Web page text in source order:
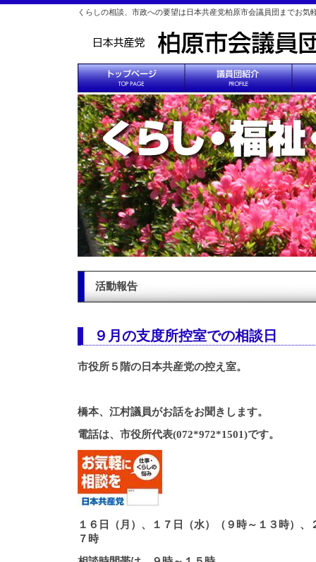
くらしの相談、市政への要望は日本共産党柏原市会議員団までお気
活動報告
９月の支度所控室での相談日
市役所５階の日本共産党の控え室。
橋本、江村議員がお話をお聞きします。
電話は、市役所代表(072*972*1501)です。
１６日（月）、１７日（水）（９時～１３時）、
７時